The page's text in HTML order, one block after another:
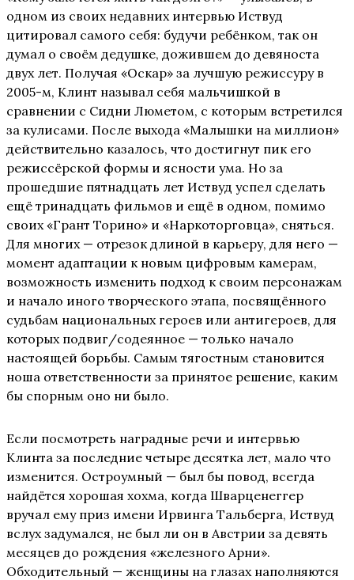
одном из своих недавних интервью Иствуд
цитировал самого себя: будучи ребёнком, так он
думал о своём дедушке, дожившем до девяноста
двух лет. Получая «Оскар» за лучшую режиссуру в
2005-м, Клинт называл себя мальчишкой в
сравнении с Сидни Люметом, с которым встретился
за кулисами. После выхода «Малышки на миллион»
действительно казалось, что достигнут пик его
режиссёрской формы и ясности ума. Но за
прошедшие пятнадцать лет Иствуд успел сделать
ещё тринадцать фильмов и ещё в одном, помимо
своих «Грант Торино» и «Наркоторговца», сняться.
Для многих — отрезок длиной в карьеру, для него —
момент адаптации к новым цифровым камерам,
возможность изменить подход к своим персонажам
и начало иного творческого этапа, посвящённого
судьбам национальных героев или антигероев, для
которых подвиг/содеянное — только начало
настоящей борьбы. Самым тягостным становится
ноша ответственности за принятое решение, каким
бы спорным оно ни было.
Если посмотреть наградные речи и интервью
Клинта за последние четыре десятка лет, мало что
изменится. Остроумный — был бы повод, всегда
найдётся хорошая хохма, когда Шварценеггер
вручал ему приз имени Ирвинга Тальберга, Иствуд
вслух задумался, не был ли он в Австрии за девять
месяцев до рождения «железного Арни».
Обходительный — женщины на глазах наполняются